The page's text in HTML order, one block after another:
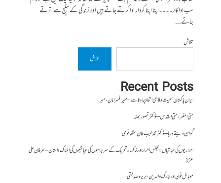
سب اداکار۔۔۔۔اپنا اپنا کردار ادا کرتے جاتے ہیں اور زندگی کے سٹیج سے اترتے
جاتے...
تلاش
تلاش
Recent Posts
ایران پاکستان سمیت دفاعی اتحاد چاہتا ہے – میر افسر امان،میر
حتی النصر ، حتی القدس – ڈاکٹر تصور بھٹہ
گواہی دیتے دریا – ڈاکٹر محمد طیب خان سنگھانوی
احراریوں کی عیاشیاں : مجلس احرار اور خاکسار تحریک کے سربراہوں کی عیاشیوں کی المناک داستان – عرفان علی
عزیز
موبائل فون اور بزرگ والدین- بریرہ صدیقی